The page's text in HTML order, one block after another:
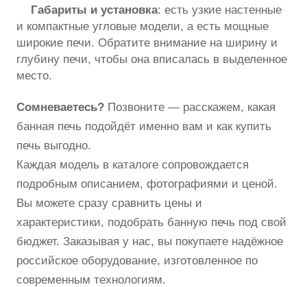
Габариты и установка: есть узкие настенные
и компактные угловые модели, а есть мощные
широкие печи. Обратите внимание на ширину и
глубину печи, чтобы она вписалась в выделенное
место.
Сомневаетесь? Позвоните — расскажем, какая
банная печь подойдёт именно вам и как купить
печь выгодно.
Каждая модель в каталоге сопровождается
подробным описанием, фотографиями и ценой.
Вы можете сразу сравнить цены и
характеристики, подобрать банную печь под свой
бюджет. Заказывая у нас, вы покупаете надёжное
российское оборудование, изготовленное по
современным технологиям.